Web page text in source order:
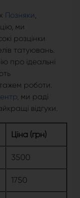
Позняки,
ми
розцінки
татуювань.
про ідеальні
роботи.
, ми раді
відгуки.
Ціна (грн)
3500
1750